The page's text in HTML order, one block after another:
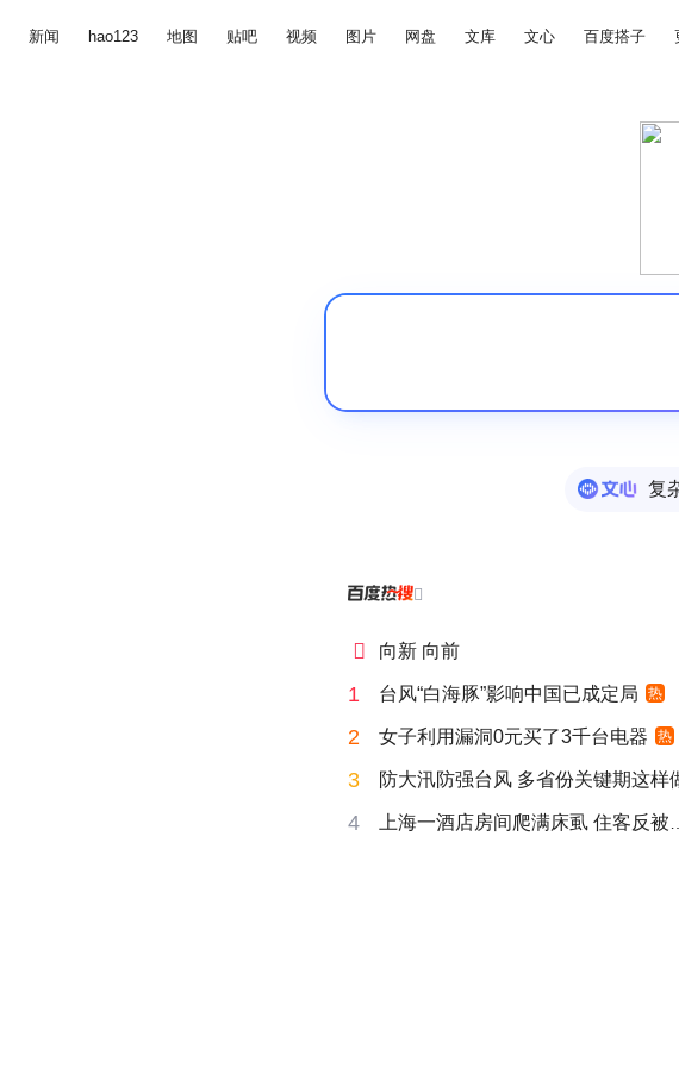
新闻 hao123 地图 贴吧 视频 图片 网盘 文库 文心 百度搭子
复

 向新 向前
1 台风“白海豚”影响中国已成定局 热
2 女子利用漏洞0元买了3千台电器 热
3 防大汛防强台风 多省份关键期这样
4 上海一酒店房间爬满床虱 住客反被怼